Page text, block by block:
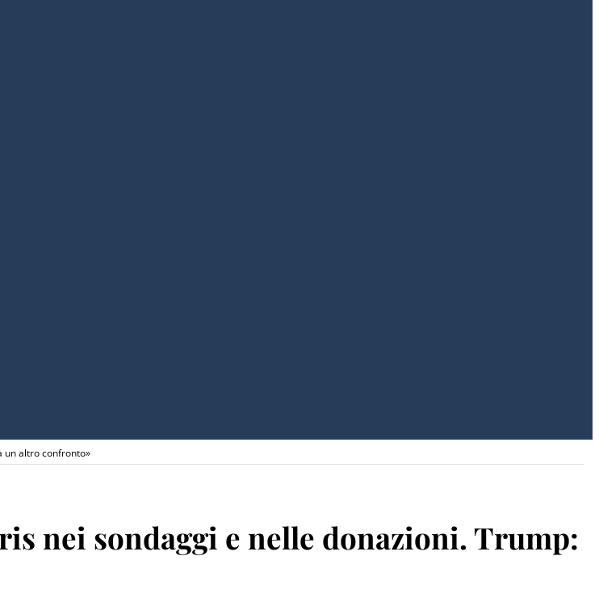
un altro confronto»
nei sondaggi e nelle donazioni. Trump: